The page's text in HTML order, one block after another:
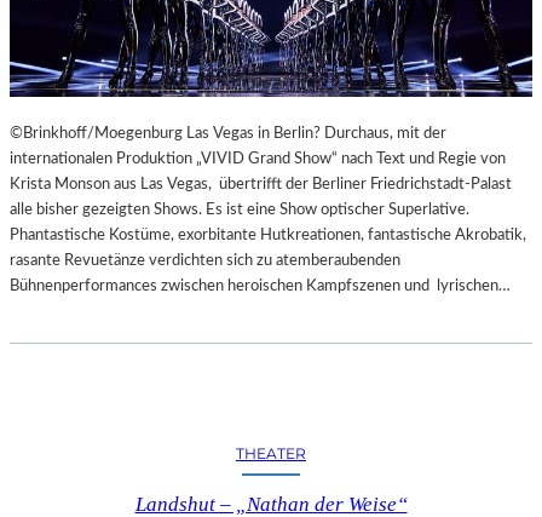
©Brinkhoff/Moegenburg Las Vegas in Berlin? Durchaus, mit der
internationalen Produktion „VIVID Grand Show“ nach Text und Regie von
Krista Monson aus Las Vegas, übertrifft der Berliner Friedrichstadt-Palast
alle bisher gezeigten Shows. Es ist eine Show optischer Superlative.
Phantastische Kostüme, exorbitante Hutkreationen, fantastische Akrobatik,
rasante Revuetänze verdichten sich zu atemberaubenden
Bühnenperformances zwischen heroischen Kampfszenen und lyrischen…
THEATER
Landshut – „Nathan der Weise“